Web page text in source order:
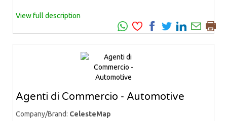
View full description
Agenti di Commercio - Automotive
Company/Brand: CelesteMap